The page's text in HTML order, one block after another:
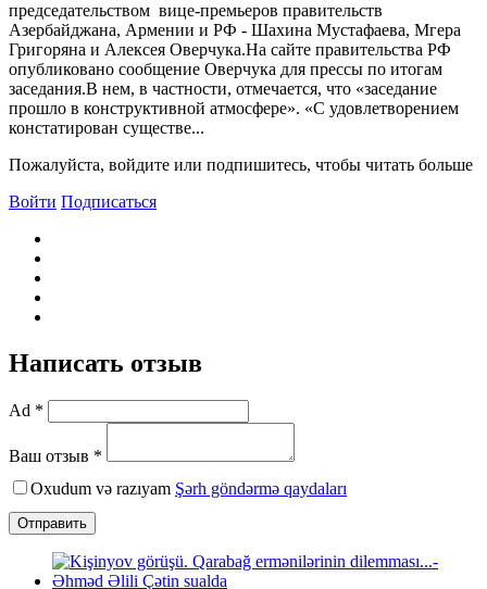
председательством вице-премьеров правительств
Азербайджана, Армении и РФ - Шахина Мустафаева, Мгера
Григоряна и Алексея Оверчука.На сайте правительства РФ
опубликовано сообщение Оверчука для прессы по итогам
заседания.В нем, в частности, отмечается, что «заседание
прошло в конструктивной атмосфере». «С удовлетворением
констатирован существе...
Пожалуйста, войдите или подпишитесь, чтобы читать больше
Войти Подписаться
Написать отзыв
Ad *
Ваш отзыв *
Oxudum və razıyam Şərh göndərmə qaydaları
Отправить